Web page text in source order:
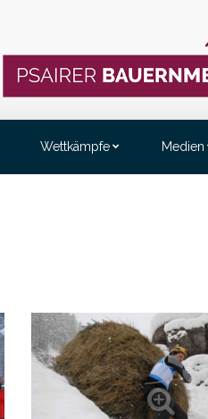
Wettkämpfe Medien